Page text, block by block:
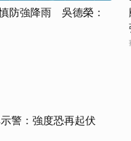
防強降雨 吳德榮：
警：強度恐再起伏